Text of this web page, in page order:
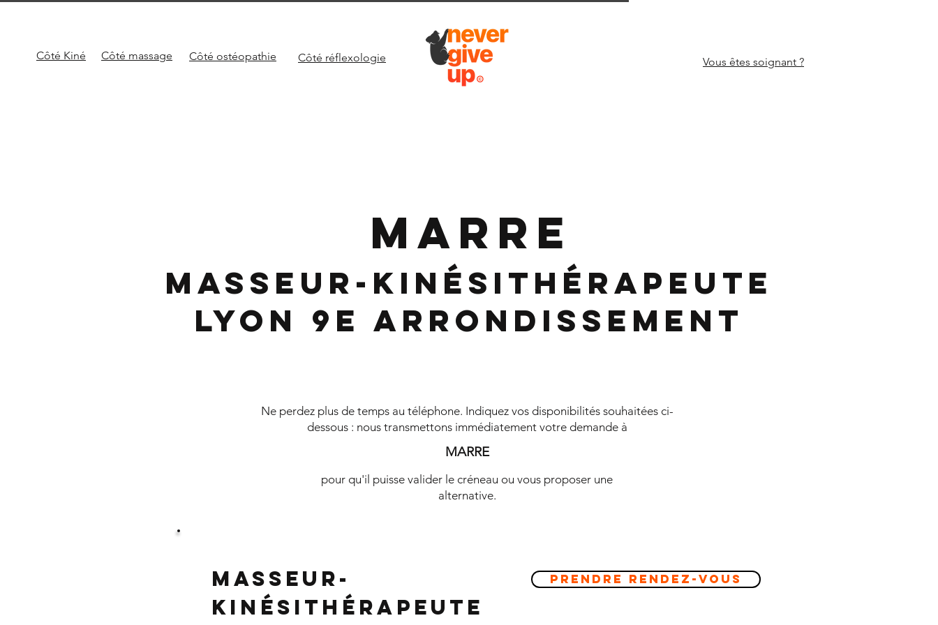
Côté massage Côté ostéopathie Côté réflexologie
Côté Kiné Vous êtes soignant ?
MARRE
Masseur-Kinésithérapeute
Lyon 9e Arrondissement
Ne perdez plus de temps au téléphone. Indiquez vos disponibilités souhaitées ci-
dessous : nous transmettons immédiatement votre demande à
MARRE
pour qu'il puisse valider le créneau ou vous proposer une
alternative.
Prendre Rendez-vous
Masseur-
Kinésithérapeute